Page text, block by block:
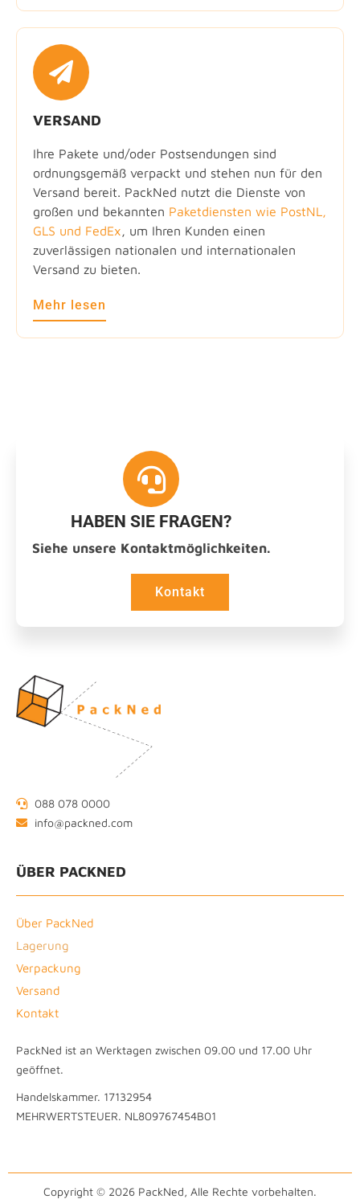
VERSAND
Ihre Pakete und/oder Postsendungen sind
ordnungsgemäß verpackt und stehen nun für den
Versand bereit. PackNed nutzt die Dienste von
großen und bekannten Paketdiensten wie PostNL,
GLS und FedEx, um Ihren Kunden einen
zuverlässigen nationalen und internationalen
Versand zu bieten.
Mehr lesen
HABEN SIE FRAGEN?
Siehe unsere Kontaktmöglichkeiten.
Kontakt
088 078 0000
info@packned.com
ÜBER PACKNED
Über PackNed
Lagerung
Verpackung
Versand
Kontakt
PackNed ist an Werktagen zwischen 09.00 und 17.00 Uhr
geöffnet.
Handelskammer. 17132954
MEHRWERTSTEUER. NL809767454B01
Copyright © 2026 PackNed, Alle Rechte vorbehalten.